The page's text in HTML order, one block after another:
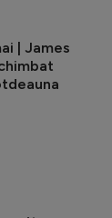
| James